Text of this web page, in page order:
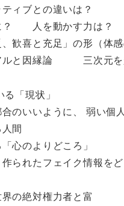
ティブとの違いは？
？ 人を動かす力は
、歓喜と充足」の形（体
ルと因縁論 三次元を
「現状」
のいいように、 弱い個
人間
「心のよりどころ」
られたフェイク情報を
の絶対権力者と富